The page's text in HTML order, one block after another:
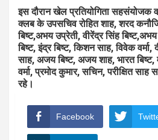
इस दौरान खेल प्रतियोगिता सहसंयोजक व
क्लब के उपसचिव रोहित शाह, शरद
बिष्ट,अभय उप्रेती, वीरेंद्र सिंह
बिष्ट, इंद्र बिष्ट, किशन साह, विवेक वर्मा,
साह, अजय बिष्ट, अजय शाह, भारत बिष्ट,
वर्मा, प्रमोद कुमार, सचिन, परीक्षित
रहे।
Facebook